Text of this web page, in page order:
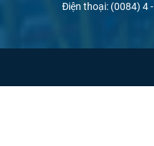
Điện thoại: (0084) 4